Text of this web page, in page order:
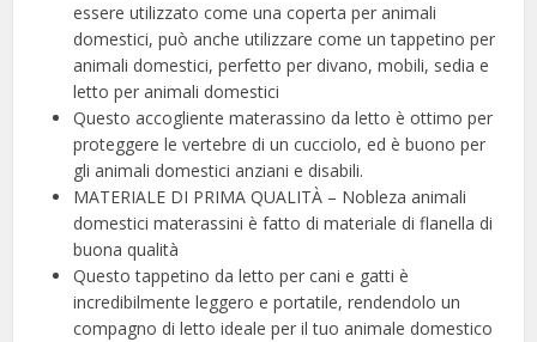
essere utilizzato come una coperta per animali
domestici, può anche utilizzare come un tappetino per
animali domestici, perfetto per divano, mobili, sedia e
letto per animali domestici
Questo accogliente materassino da letto è ottimo per
proteggere le vertebre di un cucciolo, ed è buono per
gli animali domestici anziani e disabili.
MATERIALE DI PRIMA QUALITÀ – Nobleza animali
domestici materassini è fatto di materiale di flanella di
buona qualità
Questo tappetino da letto per cani e gatti è
incredibilmente leggero e portatile, rendendolo un
compagno di letto ideale per il tuo animale domestico